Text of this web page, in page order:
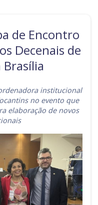
Paulo
de Encontro
Decenais de
Brasília
institucional
no evento que
elaboração de novos